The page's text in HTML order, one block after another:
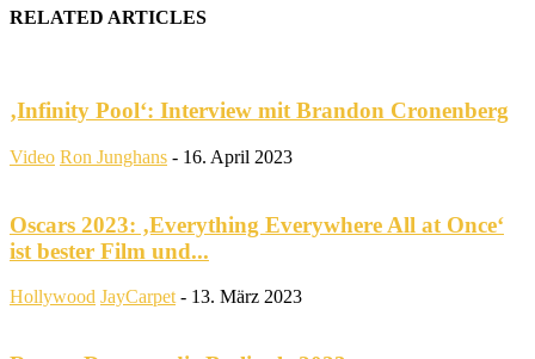
RELATED ARTICLES
‚Infinity Pool‘: Interview mit Brandon Cronenberg
Video Ron Junghans - 16. April 2023
Oscars 2023: ‚Everything Everywhere All at Once‘
ist bester Film und...
Hollywood JayCarpet - 13. März 2023